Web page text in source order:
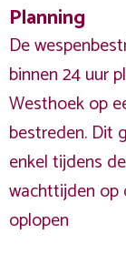
Planning
De
binnen 24 uur
Westhoek op
bestreden. Dit
enkel tijdens
wachttijden op
oplopen